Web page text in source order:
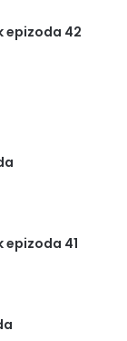
epizoda 42
epizoda 41